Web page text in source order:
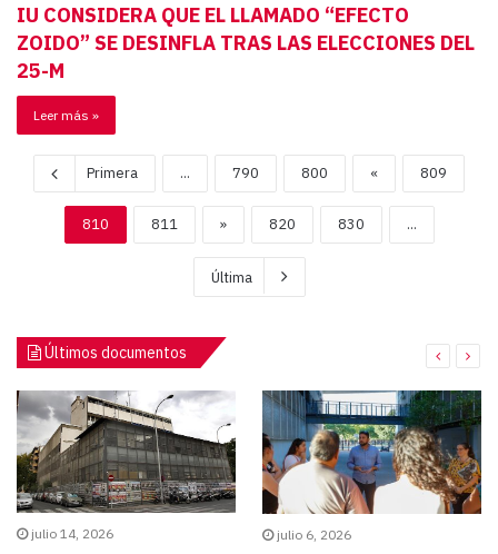
IU CONSIDERA QUE EL LLAMADO “EFECTO
ZOIDO” SE DESINFLA TRAS LAS ELECCIONES DEL
25-M
Leer más »
Primera ... 790 800 « 809
810 811 » 820 830 ...
Última
Últimos documentos
julio 14, 2026 julio 6, 2026